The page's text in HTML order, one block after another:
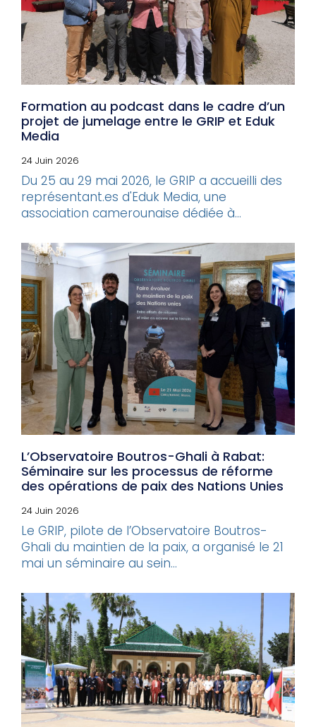
Formation au podcast dans le cadre d’un
projet de jumelage entre le GRIP et Eduk
Media
24 Juin 2026
Du 25 au 29 mai 2026, le GRIP a accueilli des
représentant.es d'Eduk Media, une
association camerounaise dédiée à...
L’Observatoire Boutros-Ghali à Rabat:
Séminaire sur les processus de réforme
des opérations de paix des Nations Unies
24 Juin 2026
Le GRIP, pilote de l’Observatoire Boutros-
Ghali du maintien de la paix, a organisé le 21
mai un séminaire au sein...